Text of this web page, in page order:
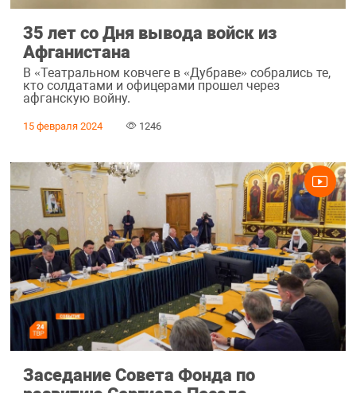
35 лет со Дня вывода войск из
Афганистана
В «Театральном ковчеге в «Дубраве» собрались те,
кто солдатами и офицерами прошел через
афганскую войну.
15 февраля 2024 1246
Заседание Совета Фонда по